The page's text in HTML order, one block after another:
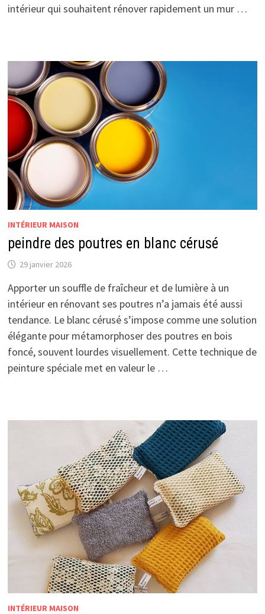
intérieur qui souhaitent rénover rapidement un mur …
INTÉRIEUR MAISON
peindre des poutres en blanc cérusé
29 janvier 2026
Apporter un souffle de fraîcheur et de lumière à un
intérieur en rénovant ses poutres n’a jamais été aussi
tendance. Le blanc cérusé s’impose comme une solution
élégante pour métamorphoser des poutres en bois
foncé, souvent lourdes visuellement. Cette technique de
peinture spéciale met en valeur le …
INTÉRIEUR MAISON